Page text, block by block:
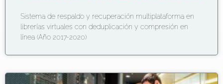
Sistema de respaldo y recuperación multiplataforma en
librerías virtuales con deduplicación y compresión en
línea (Año 2017-2020)